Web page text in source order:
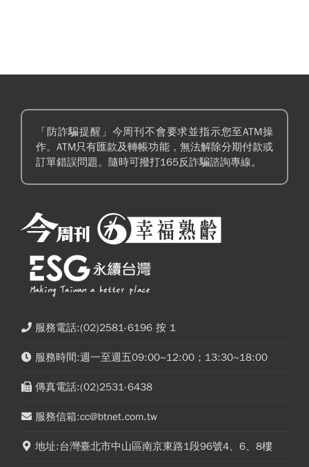
「防詐騙提醒」今周刊不會要求並指示您至ATM操
作。ATM只有匯款及轉帳功能，無法解除分期付款或
訂單錯誤問題。隨時可撥打165反詐騙諮詢專線。
服務電話:(02)2581-6196 按 1
服務時間:週一至週五09:00~12:00；13:30~18:00
傳真電話:(02)2531-6438
服務信箱:cc@btnet.com.tw
地址:台灣臺北市中山區南京東路1段96號4、6、8樓